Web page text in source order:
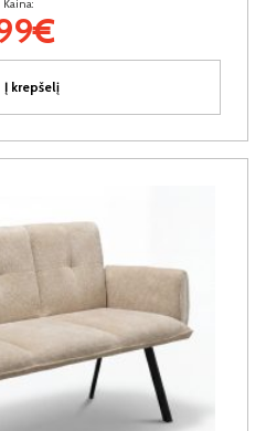
Kaina:
Į krepšelį